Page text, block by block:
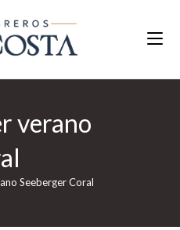
verano
Seeberger Coral